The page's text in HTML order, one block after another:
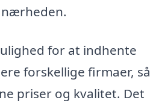
for at indhente
forskellige firmaer, så
priser og kvalitet. Det